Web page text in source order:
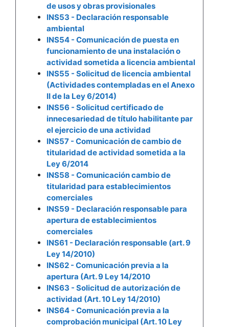
de usos y obras provisionales
INS53 - Declaración responsable
ambiental
INS54 - Comunicación de puesta en
funcionamiento de una instalación o
actividad sometida a licencia ambiental
INS55 - Solicitud de licencia ambiental
(Actividades contempladas en el Anexo
II de la Ley 6/2014)
INS56 - Solicitud certificado de
innecesariedad de título habilitante par
el ejercicio de una actividad
INS57 - Comunicación de cambio de
titularidad de actividad sometida a la
Ley 6/2014
INS58 - Comunicación cambio de
titularidad para establecimientos
comerciales
INS59 - Declaración responsable para
apertura de establecimientos
comerciales
INS61 - Declaración responsable (art. 9
Ley 14/2010)
INS62 - Comunicación previa a la
apertura (Art. 9 Ley 14/2010
INS63 - Solicitud de autorización de
actividad (Art. 10 Ley 14/2010)
INS64 - Comunicación previa a la
comprobación municipal (Art. 10 Ley